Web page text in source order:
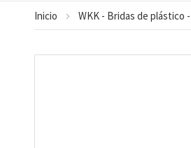
Posibilidad de crear marca
Inicio WKK - Bridas de plástico